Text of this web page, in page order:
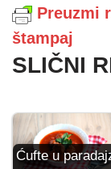
Preuzmi
štampaj
SLIČNI
Ćufte u